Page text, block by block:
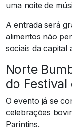
uma noite de
A entrada será
alimentos não
sociais da capital
Norte
do Festival
O evento já se
celebrações
Parintins.